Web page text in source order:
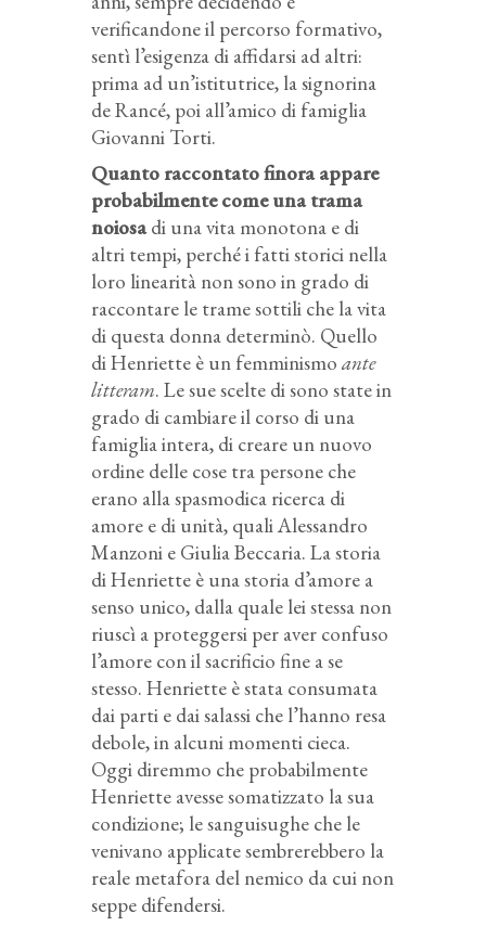
verificandone il percorso formativo,
sentì l’esigenza di affidarsi ad altri:
prima ad un’istitutrice, la signorina
de Rancé, poi all’amico di famiglia
Giovanni Torti.
Quanto raccontato finora appare
probabilmente come una trama
noiosadi una vita monotona e di
altri tempi, perché i fatti storici nella
loro linearità non sono in grado di
raccontare le trame sottili che la vita
di questa donna determinò. Quello
di Henriette è un femminismo ante
litteram. Le sue scelte di sono state in
grado di cambiare il corso di una
famiglia intera, di creare un nuovo
ordine delle cose tra persone che
erano alla spasmodica ricerca di
amore e di unità, quali Alessandro
Manzoni e Giulia Beccaria. La storia
di Henriette è una storia d’amore a
senso unico, dalla quale lei stessa non
riuscì a proteggersi per aver confuso
l’amore con il sacrificio fine a se
stesso. Henriette è stata consumata
dai parti e dai salassi che l’hanno resa
debole, in alcuni momenti cieca.
Oggi diremmo che probabilmente
Henriette avesse somatizzato la sua
condizione; le sanguisughe che le
venivano applicate sembrerebbero la
reale metafora del nemico da cui non
seppe difendersi.